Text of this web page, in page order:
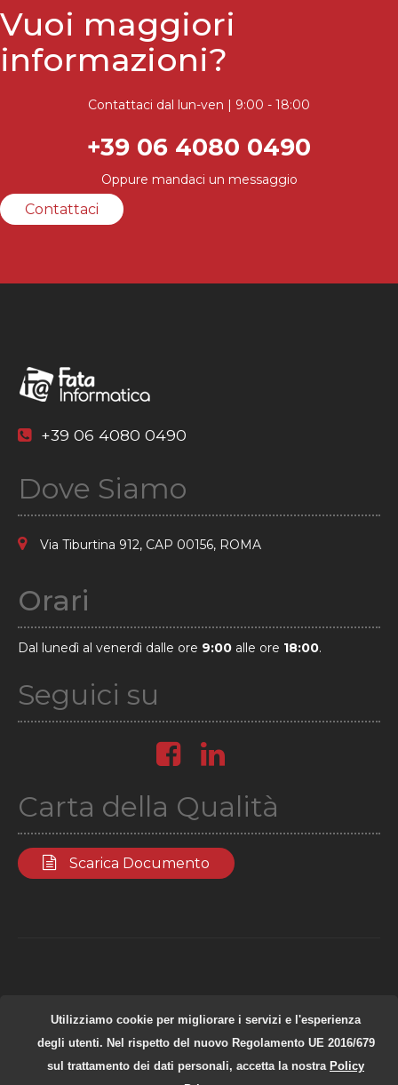
Vuoi maggiori
informazioni?
Contattaci dal lun-ven | 9:00 - 18:00
+39 06 4080 0490
Oppure mandaci un messaggio
Contattaci
+39 06 4080 0490
Dove Siamo
Via Tiburtina 912, CAP 00156, ROMA
Orari
Dal lunedì al venerdì dalle ore 9:00 alle ore 18:00.
Seguici su
Carta della Qualità
Scarica Documento
Privacy Policy |Cookie Policy
Utilizziamo cookie per migliorare i servizi e l'esperienza
degli utenti. Nel rispetto del nuovo Regolamento UE 2016/679
sul trattamento dei dati personali, accetta la nostra Policy